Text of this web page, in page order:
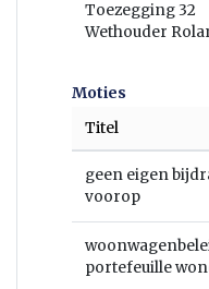
Toezegging 32
Wethouder
Moties
Titel
geen eigen
voorop
portefeuille